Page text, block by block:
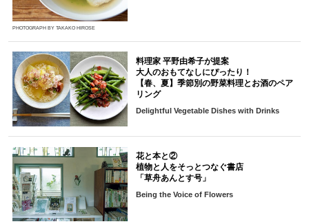
PHOTOGRAPH BY TAKAKO HIROSE
料理家 平野由希子が提案
大人のおもてなしにぴったり！
【春、夏】季節別の野菜料理とお酒のペア
リング
Delightful Vegetable Dishes with Drinks
花と本と②
植物と人をそっとつなぐ書店
「草舟あんとす号」
Being the Voice of Flowers